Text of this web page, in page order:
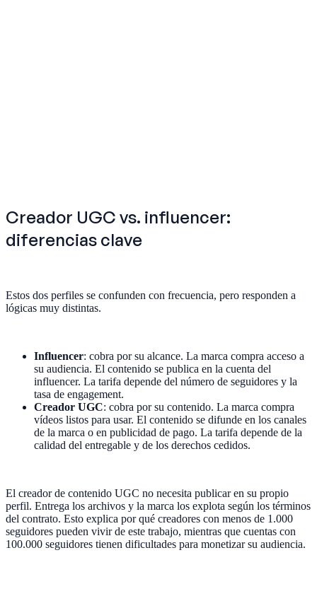
Creador UGC vs. influencer:
diferencias clave
Estos dos perfiles se confunden con frecuencia, pero responden a
lógicas muy distintas.
Influencer‍: cobra por su alcance. La marca compra acceso a
su audiencia. El contenido se publica en la cuenta del
influencer. La tarifa depende del número de seguidores y la
tasa de engagement.
Creador UGC‍: cobra por su contenido. La marca compra
vídeos listos para usar. El contenido se difunde en los canales
de la marca o en publicidad de pago. La tarifa depende de la
calidad del entregable y de los derechos cedidos.
El creador de contenido UGC no necesita publicar en su propio
perfil. Entrega los archivos y la marca los explota según los términos
del contrato. Esto explica por qué creadores con menos de 1.000
seguidores pueden vivir de este trabajo, mientras que cuentas con
100.000 seguidores tienen dificultades para monetizar su audiencia.